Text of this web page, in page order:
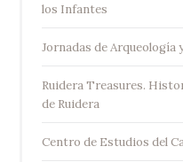
los Infantes
Jornadas de Arqueología
Ruidera Treasures.
de Ruidera
Centro de Estudios del